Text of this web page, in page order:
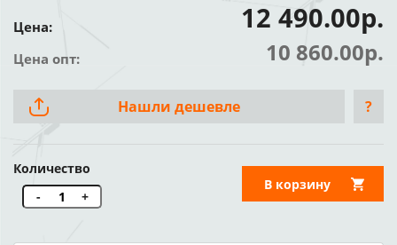
Цена: 12 490.00р.
Цена опт: 10 860.00р.
Нашли дешевле ?
Количество
-
+
В корзину